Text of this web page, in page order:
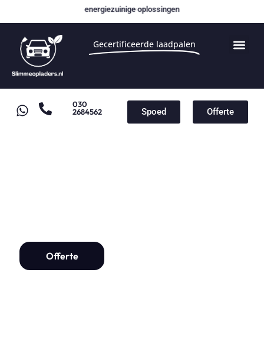
energiezuinige oplossingen
Gecertificeerde laadpalen
030
2684562
Spoed Offerte
Offerte